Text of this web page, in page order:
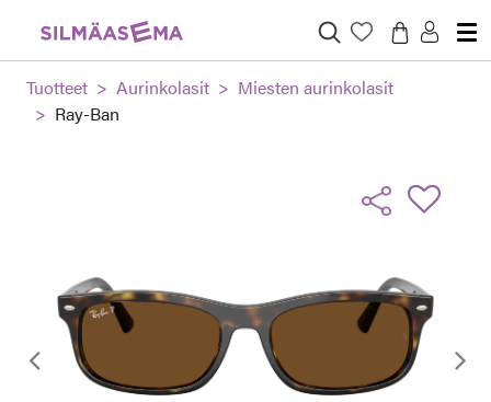
Tuotteet Aurinkolasit
Miesten aurinkolasit
Ray-Ban
Edellinen